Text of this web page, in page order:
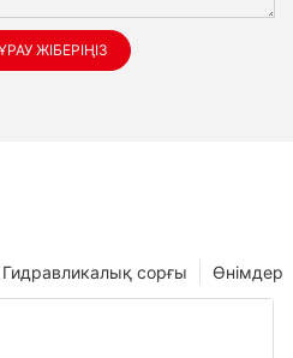
ЖІБЕРІҢІЗ
Өнімдер
Гидравликалық сорғы